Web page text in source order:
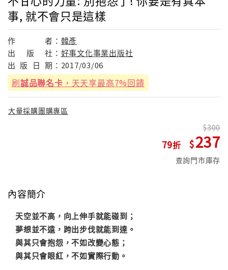
事, 就不會只是這樣
作 者： 韓彥
出
版 社： 好事文化事業出版社
出 版 日 期： 2017/03/06
刷誠品聯名卡 ，天天享最高7%回饋
大量採購團購專區
79
300
237
查詢門市庫存
內容簡介
天空並不高，向上伸手就能碰到；
夢想並不遠，跨出步伐就能到達。
與其只會抱怨，不如改變心態；
與其只會眼紅，不如實際行動。